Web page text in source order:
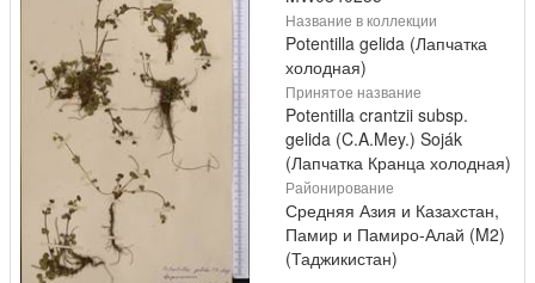
Название в коллекции
Potentilla gelida (Лапчатка
холодная)
Принятое название
Potentilla crantzii subsp.
gelida (C.A.Mey.) Soják
(Лапчатка Кранца холодная)
Районирование
Средняя Азия и Казахстан,
Памир и Памиро-Алай (M2)
(Таджикистан)